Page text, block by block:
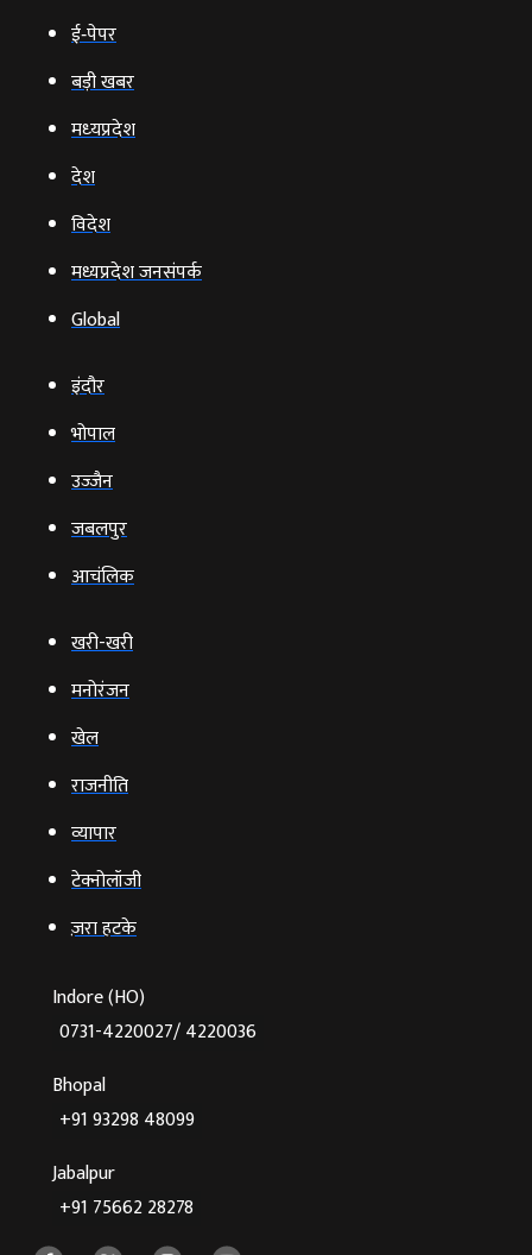
ई‑पेपर
बड़ी खबर
मध्‍यप्रदेश
देश
विदेश
मध्यप्रदेश जनसंपर्क
Global
इंदौर
भोपाल
उज्‍जैन
जबलपुर
आचंलिक
खरी-खरी
मनोरंजन
खेल
राजनीति
व्‍यापार
टेक्‍नोलॉजी
ज़रा हटके
Indore (HO)
0731-4220027/ 4220036
Bhopal
+91 93298 48099
Jabalpur
+91 75662 28278